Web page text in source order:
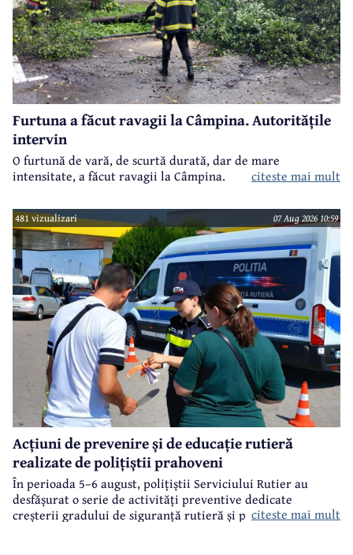
Furtuna a făcut ravagii la Câmpina. Autoritățile
intervin
O furtună de vară, de scurtă durată, dar de mare
intensitate, a făcut ravagii la Câmpina.
citeste mai mult
481 vizualizari 07 Aug 2026 10:59
Acțiuni de prevenire și de educație rutieră
realizate de polițiștii prahoveni
În perioada 5–6 august, polițiștii Serviciului Rutier au
desfășurat o serie de activități preventive dedicate
creșterii gradului de siguranță rutieră și promovării unui
citeste mai mult